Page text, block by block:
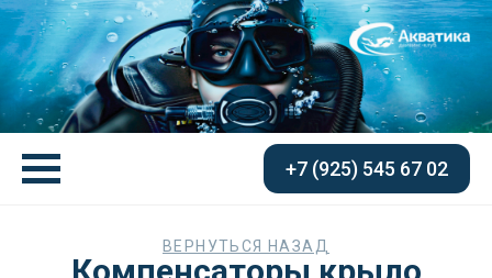
+7 (925) 545 67 02
ВЕРНУТЬСЯ НАЗАД